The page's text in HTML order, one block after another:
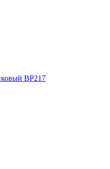
BP217